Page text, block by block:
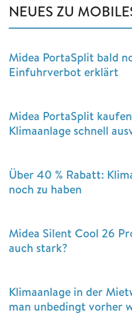
NEUES ZU
Midea PortaSplit bald
Einfuhrverbot erklärt
Midea PortaSplit
Klimaanlage schnell
Über 40 % Rabatt:
noch zu haben
Midea Silent Cool 26
auch stark?
Klimaanlage in der
man unbedingt vorher